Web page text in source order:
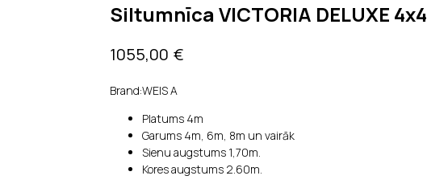
Siltumnīca VICTORIA DELUXE 4x4
1055,00 €
Brand:WEIS A
Platums 4m
Garums 4m, 6m, 8m un vairāk
Sienu augstums 1,70m.
Kores augstums 2.60m.